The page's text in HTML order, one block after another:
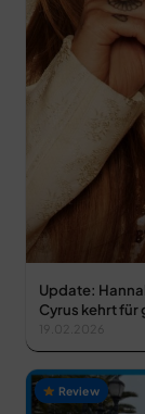
Update:
Cyrus kehrt für
19.02.2026
Review